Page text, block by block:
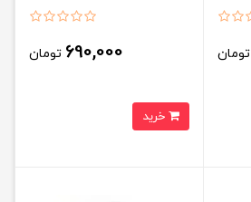
تومان 690,000 تومان